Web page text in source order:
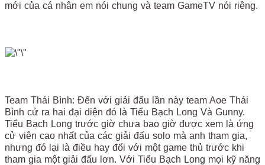
mới của cá nhân em nói chung và team GameTV nói riêng.
Team Thái Bình: Đến với giải đấu lần này team Aoe Thái
Bình cử ra hai đại diện đó là Tiểu Bạch Long Và Gunny.
Tiểu Bạch Long trước giờ chưa bao giờ được xem là ứng
cử viên cao nhất của các giải đấu solo mà anh tham gia,
nhưng đó lại là điều hay đối với một game thủ trước khi
tham gia một giải đấu lơn. Với Tiểu Bạch Long mọi kỹ năng